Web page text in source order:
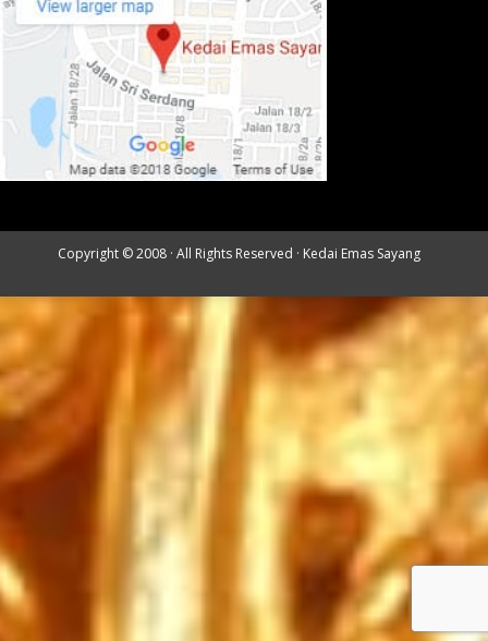
Copyright © 2008 · All Rights Reserved · Kedai Emas Sayang